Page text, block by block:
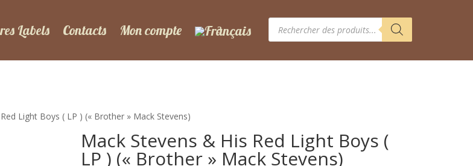
Labels Contacts Mon compte
Recherche
produits
Light Boys ( LP ) (« Brother » Mack Stevens)
Mack Stevens & His Red Light Boys (
LP ) (« Brother » Mack Stevens)